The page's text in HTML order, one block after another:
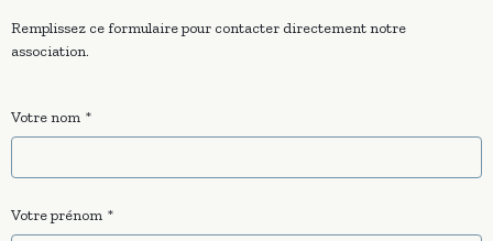
Remplissez ce formulaire pour contacter directement notre
association.
Votre nom
Votre prénom